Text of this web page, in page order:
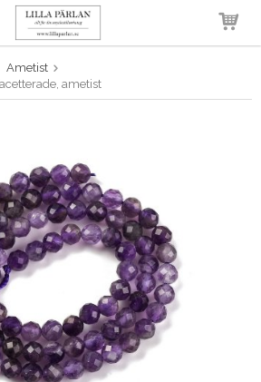
har blivit tillagd i
varukorgen
Ametist
ametist